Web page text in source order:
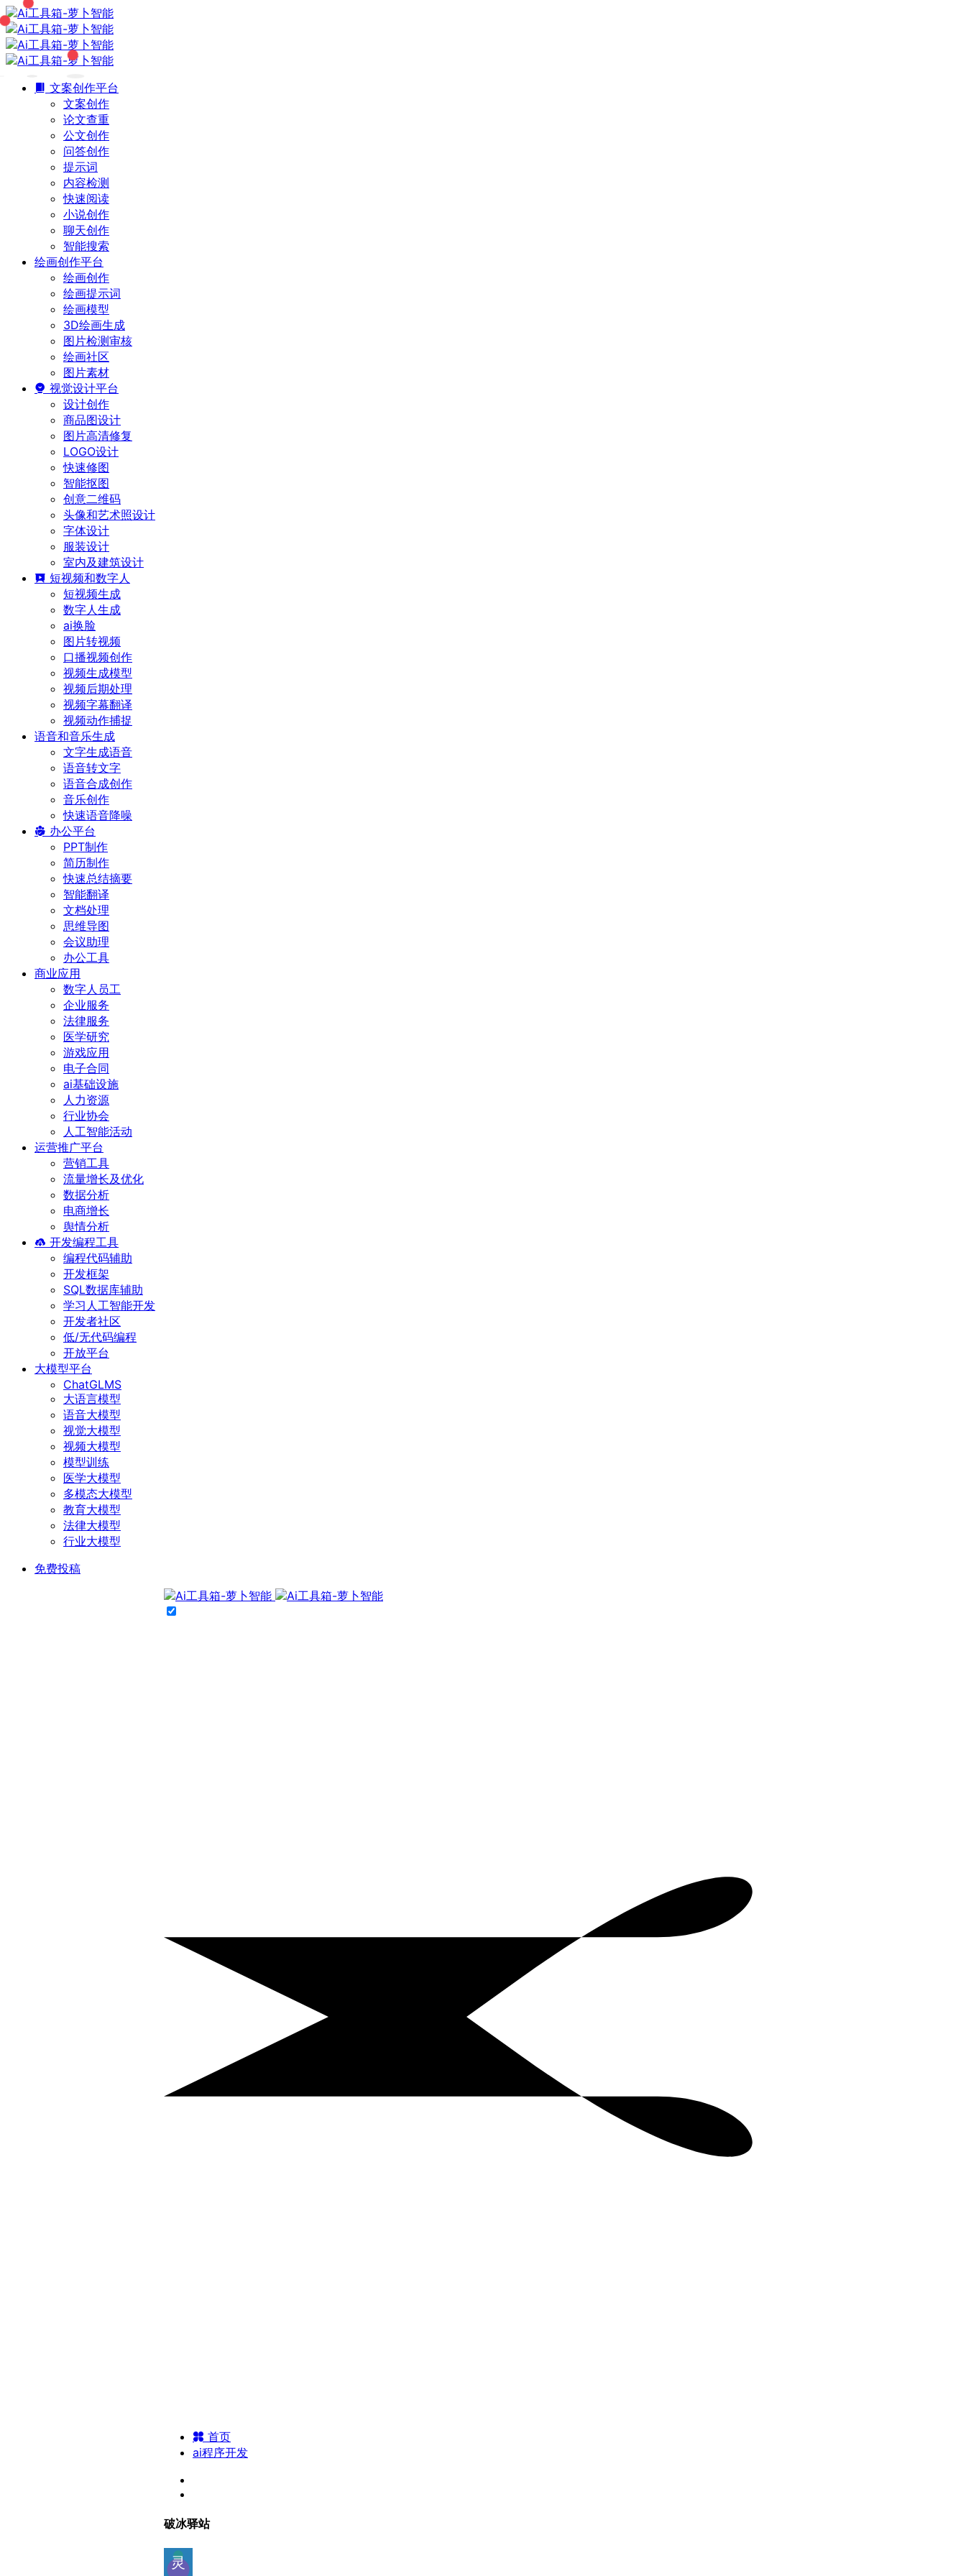
文案创作平台
文案创作
论文查重
公文创作
问答创作
提示词
内容检测
快速阅读
小说创作
聊天创作
智能搜索
绘画创作平台
绘画创作
绘画提示词
绘画模型
3D绘画生成
图片检测审核
绘画社区
图片素材
视觉设计平台
设计创作
商品图设计
图片高清修复
LOGO设计
快速修图
智能抠图
创意二维码
头像和艺术照设计
字体设计
服装设计
室内及建筑设计
短视频和数字人
短视频生成
数字人生成
ai换脸
图片转视频
口播视频创作
视频生成模型
视频后期处理
视频字幕翻译
视频动作捕捉
语音和音乐生成
文字生成语音
语音转文字
语音合成创作
音乐创作
快速语音降噪
办公平台
PPT制作
简历制作
快速总结摘要
智能翻译
文档处理
思维导图
会议助理
办公工具
商业应用
数字人员工
企业服务
法律服务
医学研究
游戏应用
电子合同
ai基础设施
人力资源
行业协会
人工智能活动
运营推广平台
营销工具
流量增长及优化
数据分析
电商增长
舆情分析
开发编程工具
编程代码辅助
开发框架
SQL数据库辅助
学习人工智能开发
开发者社区
低/无代码编程
开放平台
大模型平台
ChatGLMS
大语言模型
语音大模型
视觉大模型
视频大模型
模型训练
医学大模型
多模态大模型
教育大模型
法律大模型
行业大模型
免费投稿
首页
ai程序开发
破冰驿站